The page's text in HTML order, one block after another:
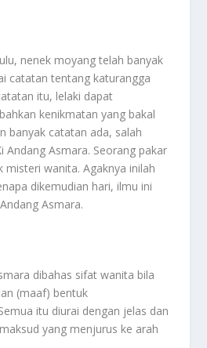
nenek moyang telah banyak
catatan tentang katurangga
itu, lelaki dapat
kenikmatan yang bakal
banyak catatan ada, salah
Andang Asmara. Seorang pakar
misteri wanita. Agaknya inilah
dikemudian hari, ilmu ini
Asmara.
dibahas sifat wanita bila
(maaf) bentuk
itu diurai dengan jelas dan
yang menjurus ke arah